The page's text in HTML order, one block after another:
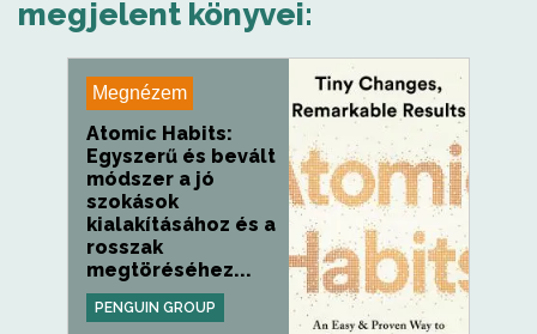
megjelent könyvei:
Megnézem
Atomic Habits:
Egyszerű és bevált
módszer a jó
szokások
kialakításához és a
rosszak
megtöréséhez...
PENGUIN GROUP